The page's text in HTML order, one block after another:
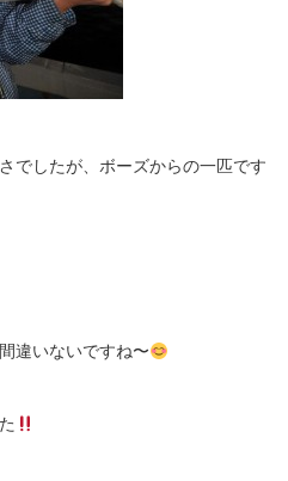
でしたが、ボーズからの一匹です
違いないですね〜